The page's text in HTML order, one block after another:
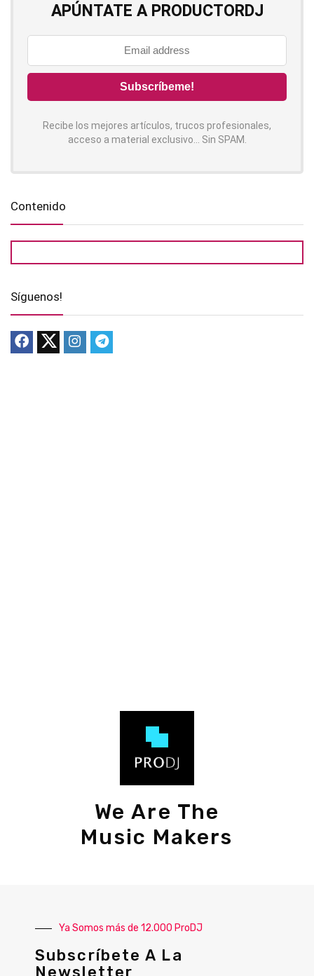
APÚNTATE A PRODUCTORDJ
Recibe los mejores artículos, trucos profesionales,
acceso a material exclusivo... Sin SPAM.
Contenido
Síguenos!
We Are The
Music Makers
Ya Somos más de 12.000 ProDJ
Subscríbete A La
Newsletter